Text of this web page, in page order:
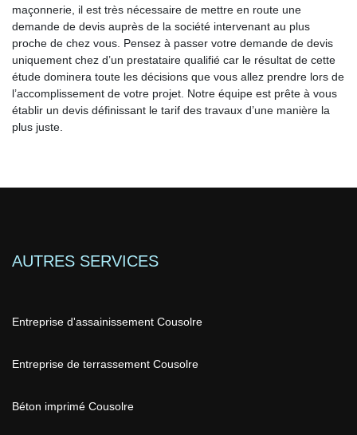
maçonnerie, il est très nécessaire de mettre en route une
demande de devis auprès de la société intervenant au plus
proche de chez vous. Pensez à passer votre demande de devis
uniquement chez d’un prestataire qualifié car le résultat de cette
étude dominera toute les décisions que vous allez prendre lors de
l’accomplissement de votre projet. Notre équipe est prête à vous
établir un devis définissant le tarif des travaux d’une manière la
plus juste.
AUTRES SERVICES
Entreprise d'assainissement Cousolre
Entreprise de terrassement Cousolre
Béton imprimé Cousolre